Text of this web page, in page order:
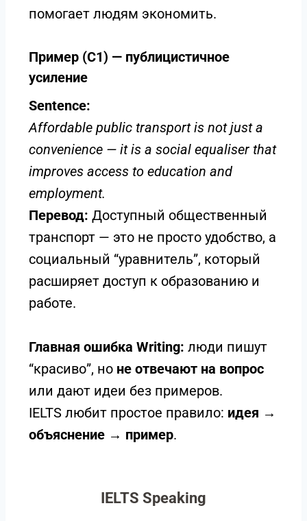
помогает людям экономить.
Пример (C1) — публицистичное
усиление
Sentence:
Affordable public transport is not just a
convenience — it is a social equaliser that
improves access to education and
employment.
Перевод: Доступный общественный
транспорт — это не просто удобство, а
социальный “уравнитель”, который
расширяет доступ к образованию и
работе.
Главная ошибка Writing: люди пишут
“красиво”, но не отвечают на вопрос
или дают идеи без примеров.
IELTS любит простое правило: идея →
объяснение → пример.
IELTS Speaking